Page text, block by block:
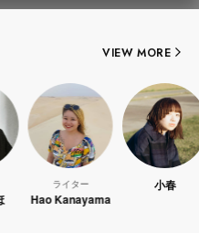
VIEW MORE
ライター
Hao Kanayama